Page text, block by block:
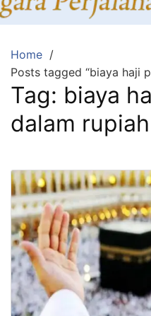
Home
Posts tagged “biaya haji
Tag: biaya
dalam rupiah